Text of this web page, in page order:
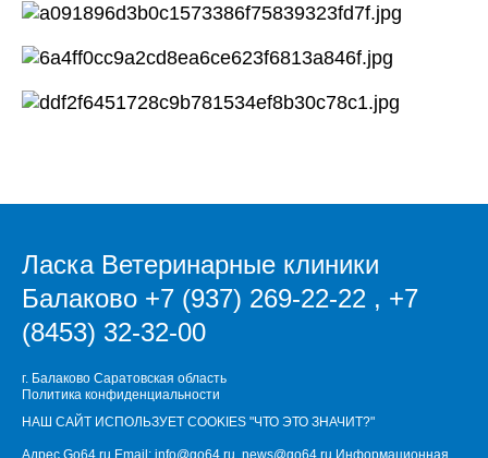
Ласка Ветеринарные клиники
Балаково +7 (937) 269-22-22 , +7
(8453) 32-32-00
г. Балаково Саратовская область
Политика конфиденциальности
НАШ САЙТ ИСПОЛЬЗУЕТ COOKIES "ЧТО ЭТО ЗНАЧИТ?"